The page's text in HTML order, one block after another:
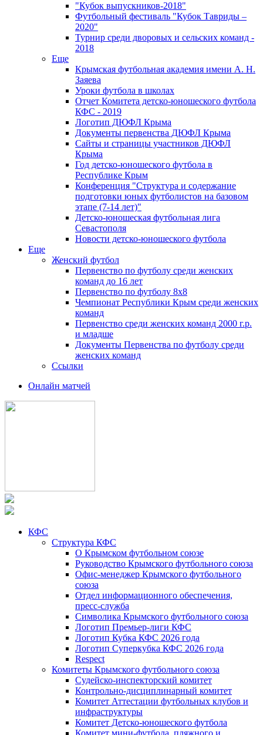
"Кубок выпускников-2018"
Футбольный фестиваль "Кубок Тавриды –
2020"
Турнир среди дворовых и сельских команд -
2018
Еще
Крымская футбольная академия имени А. Н.
Заяева
Уроки футбола в школах
Отчет Комитета детско-юношеского футбола
КФС - 2019
Логотип ДЮФЛ Крыма
Документы первенства ДЮФЛ Крыма
Сайты и страницы участников ДЮФЛ
Крыма
Год детско-юношеского футбола в
Республике Крым
Конференция "Структура и содержание
подготовки юных футболистов на базовом
этапе (7-14 лет)"
Детско-юношеская футбольная лига
Севастополя
Новости детско-юношеского футбола
Еще
Женский футбол
Первенство по футболу среди женских
команд до 16 лет
Первенство по футболу 8х8
Чемпионат Республики Крым среди женских
команд
Первенство среди женских команд 2000 г.р.
и младше
Документы Первенства по футболу среди
женских команд
Ссылки
Онлайн матчей
КФС
Структура КФС
О Крымском футбольном союзе
Руководство Крымского футбольного союза
Офис-менеджер Крымского футбольного
союза
Отдел информационного обеспечения,
пресс-служба
Символика Крымского футбольного союза
Логотип Премьер-лиги КФС
Логотип Кубка КФС 2026 года
Логотип Суперкубка КФС 2026 года
Respect
Комитеты Крымского футбольного союза
Судейско-инспекторский комитет
Контрольно-дисциплинарный комитет
Комитет Аттестации футбольных клубов и
инфраструктуры
Комитет Детско-юношеского футбола
Комитет мини-футбола, пляжного и